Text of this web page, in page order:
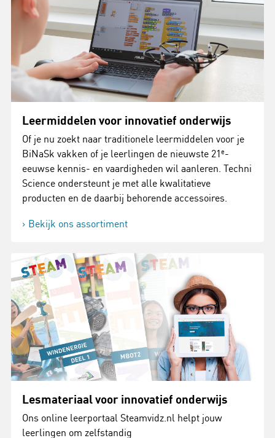
Leermiddelen voor innovatief onderwijs
Of je nu zoekt naar traditionele leermiddelen voor je
BiNaSk vakken of je leerlingen de nieuwste 21e-
eeuwse kennis- en vaardigheden wil aanleren. Techni
Science ondersteunt je met alle kwalitatieve
producten en de daarbij behorende accessoires.
Bekijk ons assortiment
Lesmateriaal voor innovatief onderwijs
Ons online leerportaal Steamvidz.nl helpt jouw
leerlingen om zelfstandig